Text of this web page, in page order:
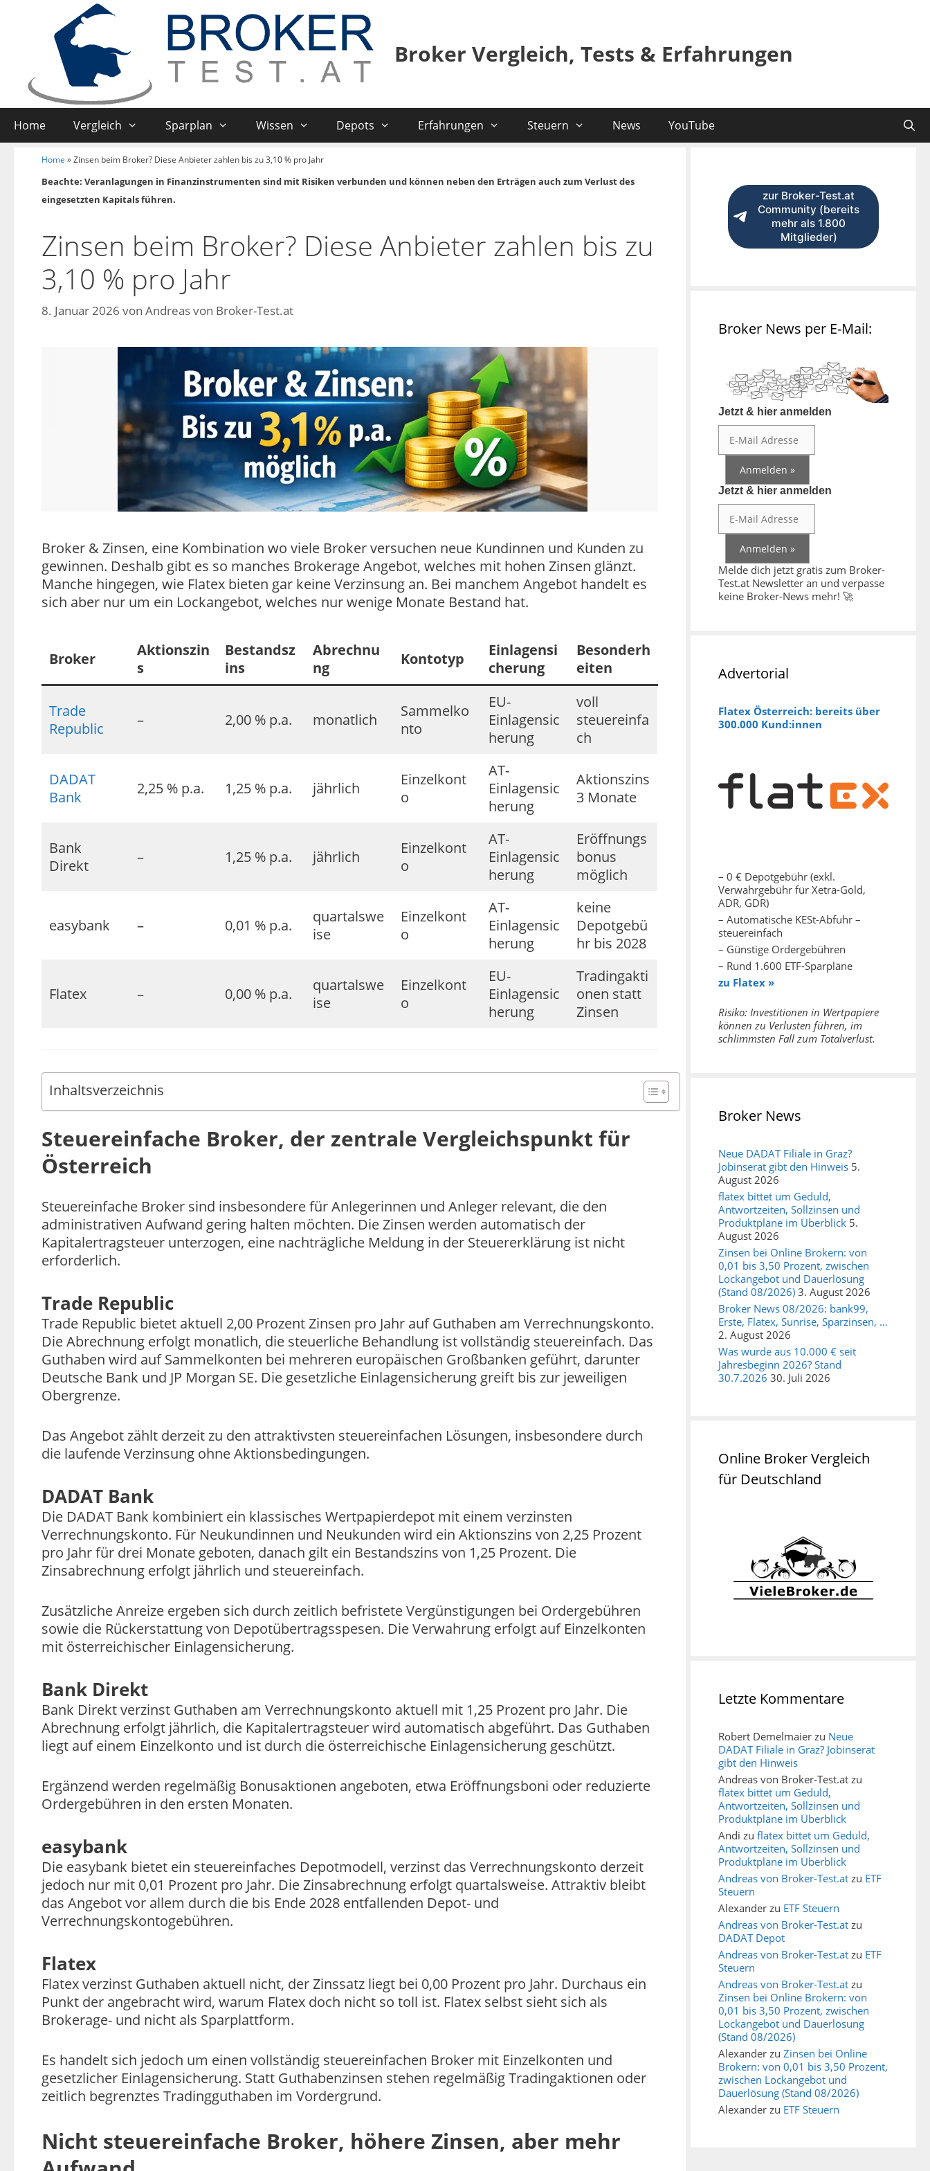
Broker Vergleich, Tests & Erfahrungen
Home Vergleich Sparplan Wissen Depots Erfahrungen Steuern News YouTube
Home »Zinsen beim Broker? Diese Anbieter zahlen bis zu 3,10 % pro Jahr
Beachte: Veranlagungen in Finanzinstrumenten sind mit Risiken verbunden und können neben den Erträgen auch zum Verlust des
eingesetzten Kapitals führen.
Zinsen beim Broker? Diese Anbieter zahlen bis zu
3,10 % pro Jahr
8. Januar 2026 von Andreas von Broker-Test.at
Broker & Zinsen, eine Kombination wo viele Broker versuchen neue Kundinnen und Kunden zu
gewinnen. Deshalb gibt es so manches Brokerage Angebot, welches mit hohen Zinsen glänzt.
Manche hingegen, wie Flatex bieten gar keine Verzinsung an. Bei manchem Angebot handelt es
sich aber nur um ein Lockangebot, welches nur wenige Monate Bestand hat.
Broker
Aktionszin
s
Bestandsz
ins
Abrechnu
ng
Kontotyp
Einlagensi
cherung
Besonderh
eiten
Trade
Republic
– 2,00 % p.a. monatlich
Sammelko
nto
EU-
Einlagensic
herung
voll
steuereinfa
ch
DADAT
Bank
2,25 % p.a. 1,25 % p.a. jährlich
Einzelkont
o
AT-
Einlagensic
herung
Aktionszins
3 Monate
Bank
Direkt
– 1,25 % p.a. jährlich
Einzelkont
o
AT-
Einlagensic
herung
Eröffnungs
bonus
möglich
easybank – 0,01 % p.a.
quartalswe
ise
Einzelkont
o
AT-
Einlagensic
herung
keine
Depotgebü
hr bis 2028
Flatex – 0,00 % p.a.
quartalswe
ise
Einzelkont
o
EU-
Einlagensic
herung
Tradingakti
onen statt
Zinsen
Inhaltsverzeichnis
Steuereinfache Broker, der zentrale Vergleichspunkt für
Österreich
Steuereinfache Broker sind insbesondere für Anlegerinnen und Anleger relevant, die den
administrativen Aufwand gering halten möchten. Die Zinsen werden automatisch der
Kapitalertragsteuer unterzogen, eine nachträgliche Meldung in der Steuererklärung ist nicht
erforderlich.
Trade Republic
Trade Republic bietet aktuell 2,00 Prozent Zinsen pro Jahr auf Guthaben am Verrechnungskonto.
Die Abrechnung erfolgt monatlich, die steuerliche Behandlung ist vollständig steuereinfach. Das
Guthaben wird auf Sammelkonten bei mehreren europäischen Großbanken geführt, darunter
Deutsche Bank und JP Morgan SE. Die gesetzliche Einlagensicherung greift bis zur jeweiligen
Obergrenze.
Das Angebot zählt derzeit zu den attraktivsten steuereinfachen Lösungen, insbesondere durch
die laufende Verzinsung ohne Aktionsbedingungen.
DADAT Bank
Die DADAT Bank kombiniert ein klassisches Wertpapierdepot mit einem verzinsten
Verrechnungskonto. Für Neukundinnen und Neukunden wird ein Aktionszins von 2,25 Prozent
pro Jahr für drei Monate geboten, danach gilt ein Bestandszins von 1,25 Prozent. Die
Zinsabrechnung erfolgt jährlich und steuereinfach.
Zusätzliche Anreize ergeben sich durch zeitlich befristete Vergünstigungen bei Ordergebühren
sowie die Rückerstattung von Depotübertragsspesen. Die Verwahrung erfolgt auf Einzelkonten
mit österreichischer Einlagensicherung.
Bank Direkt
Bank Direkt verzinst Guthaben am Verrechnungskonto aktuell mit 1,25 Prozent pro Jahr. Die
Abrechnung erfolgt jährlich, die Kapitalertragsteuer wird automatisch abgeführt. Das Guthaben
liegt auf einem Einzelkonto und ist durch die österreichische Einlagensicherung geschützt.
Ergänzend werden regelmäßig Bonusaktionen angeboten, etwa Eröffnungsboni oder reduzierte
Ordergebühren in den ersten Monaten.
easybank
Die easybank bietet ein steuereinfaches Depotmodell, verzinst das Verrechnungskonto derzeit
jedoch nur mit 0,01 Prozent pro Jahr. Die Zinsabrechnung erfolgt quartalsweise. Attraktiv bleibt
das Angebot vor allem durch die bis Ende 2028 entfallenden Depot- und
Verrechnungskontogebühren.
Flatex
Flatex verzinst Guthaben aktuell nicht, der Zinssatz liegt bei 0,00 Prozent pro Jahr. Durchaus ein
Punkt der angebracht wird, warum Flatex doch nicht so toll ist. Flatex selbst sieht sich als
Brokerage- und nicht als Sparplattform.
Es handelt sich jedoch um einen vollständig steuereinfachen Broker mit Einzelkonten und
gesetzlicher Einlagensicherung. Statt Guthabenzinsen stehen regelmäßig Tradingaktionen oder
zeitlich begrenztes Tradingguthaben im Vordergrund.
Nicht steuereinfache Broker, höhere Zinsen, aber mehr
zur Broker-Test.at
Community (bereits
mehr als 1.800
Mitglieder)
Broker News per E-Mail:
Jetzt & hier anmelden
Jetzt & hier anmelden
Melde dich jetzt gratis zum Broker-
Test.at Newsletter an und verpasse
keine Broker-News mehr! 🚀
Advertorial
Flatex Österreich: bereits über
300.000 Kund:innen
– 0 € Depotgebühr (exkl.
Verwahrgebühr für Xetra-Gold,
ADR, GDR)
– Automatische KESt-Abfuhr –
steuereinfach
– Günstige Ordergebühren
– Rund 1.600 ETF-Sparpläne
zu Flatex »
Risiko: Investitionen in Wertpapiere
können zu Verlusten führen, im
schlimmsten Fall zum Totalverlust.
Broker News
Neue DADAT Filiale in Graz?
Jobinserat gibt den Hinweis 5.
August 2026
flatex bittet um Geduld,
Antwortzeiten, Sollzinsen und
Produktpläne im Überblick 5.
August 2026
Zinsen bei Online Brokern: von
0,01 bis 3,50 Prozent, zwischen
Lockangebot und Dauerlösung
(Stand 08/2026) 3. August 2026
Broker News 08/2026: bank99,
Erste, Flatex, Sunrise, Sparzinsen, …
2. August 2026
Was wurde aus 10.000 € seit
Jahresbeginn 2026? Stand
30.7.2026 30. Juli 2026
Online Broker Vergleich
für Deutschland
Letzte Kommentare
Robert Demelmaier zu Neue
DADAT Filiale in Graz? Jobinserat
gibt den Hinweis
Andreas von Broker-Test.at zu
flatex bittet um Geduld,
Antwortzeiten, Sollzinsen und
Produktpläne im Überblick
Andi zu flatex bittet um Geduld,
Antwortzeiten, Sollzinsen und
Produktpläne im Überblick
Andreas von Broker-Test.at zu ETF
Steuern
Alexander zu ETF Steuern
Andreas von Broker-Test.at zu
DADAT Depot
Andreas von Broker-Test.at zu ETF
Steuern
Andreas von Broker-Test.at zu
Zinsen bei Online Brokern: von
0,01 bis 3,50 Prozent, zwischen
Lockangebot und Dauerlösung
(Stand 08/2026)
Alexander zu Zinsen bei Online
Brokern: von 0,01 bis 3,50 Prozent,
zwischen Lockangebot und
Dauerlösung (Stand 08/2026)
Alexander zu ETF Steuern